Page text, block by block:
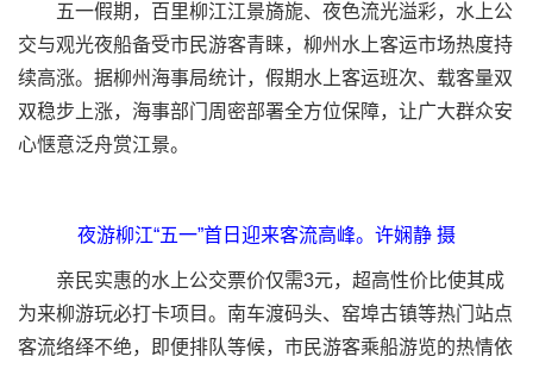
五一假期，百里柳江江景旖旎、夜色流光溢彩，水上公
交与观光夜船备受市民游客青睐，柳州水上客运市场热度持
续高涨。据柳州海事局统计，假期水上客运班次、载客量双
双稳步上涨，海事部门周密部署全方位保障，让广大群众安
心惬意泛舟赏江景。
夜游柳江“五一”首日迎来客流高峰。许娴静 摄
亲民实惠的水上公交票价仅需3元，超高性价比使其成
为来柳游玩必打卡项目。南车渡码头、窑埠古镇等热门站点
客流络绎不绝，即便排队等候，市民游客乘船游览的热情依